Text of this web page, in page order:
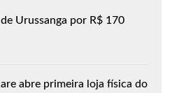
Urussanga por R$ 170
abre primeira loja física do